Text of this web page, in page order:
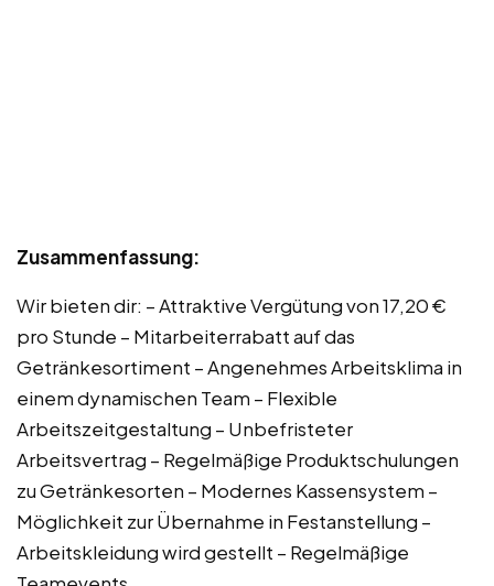
Zusammenfassung:
Wir bieten dir: – Attraktive Vergütung von 17,20 €
pro Stunde – Mitarbeiterrabatt auf das
Getränkesortiment – Angenehmes Arbeitsklima in
einem dynamischen Team – Flexible
Arbeitszeitgestaltung – Unbefristeter
Arbeitsvertrag – Regelmäßige Produktschulungen
zu Getränkesorten – Modernes Kassensystem –
Möglichkeit zur Übernahme in Festanstellung –
Arbeitskleidung wird gestellt – Regelmäßige